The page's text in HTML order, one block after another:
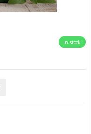
In stock